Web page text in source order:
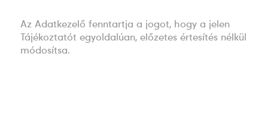
Az Adatkezelő fenntartja a jogot, hogy a jelen
Tájékoztatót egyoldalúan, előzetes értesítés nélkül
módosítsa.